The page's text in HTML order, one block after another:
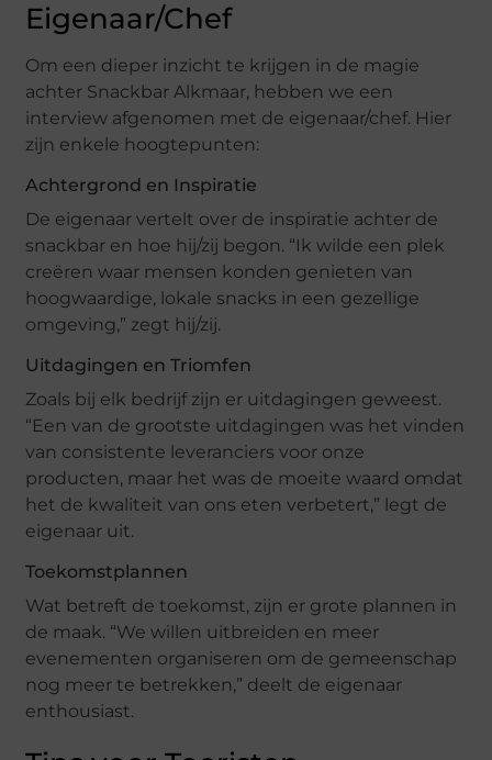
Eigenaar/Chef
Om een dieper inzicht te krijgen in de magie
achter Snackbar Alkmaar, hebben we een
interview afgenomen met de eigenaar/chef. Hier
zijn enkele hoogtepunten:
Achtergrond en Inspiratie
De eigenaar vertelt over de inspiratie achter de
snackbar en hoe hij/zij begon. “Ik wilde een plek
creëren waar mensen konden genieten van
hoogwaardige, lokale snacks in een gezellige
omgeving,” zegt hij/zij.
Uitdagingen en Triomfen
Zoals bij elk bedrijf zijn er uitdagingen geweest.
“Een van de grootste uitdagingen was het vinden
van consistente leveranciers voor onze
producten, maar het was de moeite waard omdat
het de kwaliteit van ons eten verbetert,” legt de
eigenaar uit.
Toekomstplannen
Wat betreft de toekomst, zijn er grote plannen in
de maak. “We willen uitbreiden en meer
evenementen organiseren om de gemeenschap
nog meer te betrekken,” deelt de eigenaar
enthousiast.